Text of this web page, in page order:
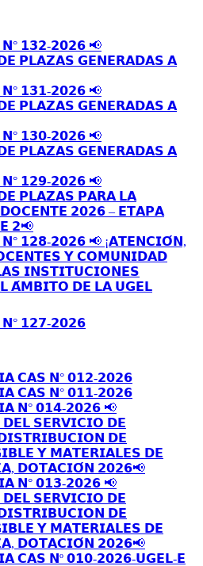
𝟭𝟯𝟮-𝟮𝟬𝟮𝟲 📢
𝗣𝗟𝗔𝗭𝗔𝗦 𝗚𝗘𝗡𝗘𝗥𝗔𝗗𝗔𝗦 𝗔
𝟭𝟯𝟭-𝟮𝟬𝟮𝟲 📢
𝗣𝗟𝗔𝗭𝗔𝗦 𝗚𝗘𝗡𝗘𝗥𝗔𝗗𝗔𝗦 𝗔
𝟭𝟯𝟬-𝟮𝟬𝟮𝟲 📢
𝗣𝗟𝗔𝗭𝗔𝗦 𝗚𝗘𝗡𝗘𝗥𝗔𝗗𝗔𝗦 𝗔
𝟭𝟮𝟵-𝟮𝟬𝟮𝟲 📢
𝗣𝗟𝗔𝗭𝗔𝗦 𝗣𝗔𝗥𝗔 𝗟𝗔
𝟮𝟬𝟮𝟲 – 𝗘𝗧𝗔𝗣𝗔
𝟮📢
𝟭𝟮𝟴-𝟮𝟬𝟮𝟲 📢 ¡𝗔𝗧𝗘𝗡𝗖𝗜𝗢́𝗡,
𝗬 𝗖𝗢𝗠𝗨𝗡𝗜𝗗𝗔𝗗
𝗜𝗡𝗦𝗧𝗜𝗧𝗨𝗖𝗜𝗢𝗡𝗘𝗦
𝗔́𝗠𝗕𝗜𝗧𝗢 𝗗𝗘 𝗟𝗔 𝗨𝗚𝗘𝗟
𝟭𝟮𝟳-𝟮𝟬𝟮𝟲
𝗖𝗔𝗦 𝗡° 𝟬𝟭𝟮-𝟮𝟬𝟮𝟲
𝗖𝗔𝗦 𝗡° 𝟬𝟭𝟭-𝟮𝟬𝟮𝟲
𝗡° 𝟬𝟭𝟰-𝟮𝟬𝟮𝟲 📢
𝗦𝗘𝗥𝗩𝗜𝗖𝗜𝗢 𝗗𝗘
𝗗𝗘
𝗬 𝗠𝗔𝗧𝗘𝗥𝗜𝗔𝗟𝗘𝗦 𝗗𝗘
𝗗𝗢𝗧𝗔𝗖𝗜𝗢́𝗡 𝟮𝟬𝟮𝟲📢
𝗡° 𝟬𝟭𝟯-𝟮𝟬𝟮𝟲 📢
𝗦𝗘𝗥𝗩𝗜𝗖𝗜𝗢 𝗗𝗘
𝗗𝗘
𝗬 𝗠𝗔𝗧𝗘𝗥𝗜𝗔𝗟𝗘𝗦 𝗗𝗘
𝗗𝗢𝗧𝗔𝗖𝗜𝗢́𝗡 𝟮𝟬𝟮𝟲📢
𝗖𝗔𝗦 𝗡º 𝟬𝟭𝟬-𝟮𝟬𝟮𝟲-𝗨𝗚𝗘𝗟-𝗘